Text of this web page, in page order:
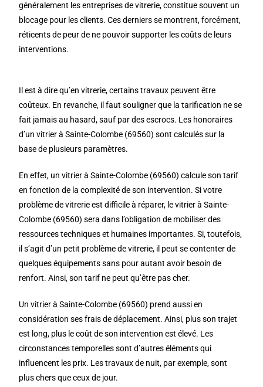
généralement les entreprises de vitrerie, constitue souvent un
blocage pour les clients. Ces derniers se montrent, forcément,
réticents de peur de ne pouvoir supporter les coûts de leurs
interventions.
Il est à dire qu’en vitrerie, certains travaux peuvent être
coûteux. En revanche, il faut souligner que la tarification ne se
fait jamais au hasard, sauf par des escrocs. Les honoraires
d’un vitrier à Sainte-Colombe (69560) sont calculés sur la
base de plusieurs paramètres.
En effet, un vitrier à Sainte-Colombe (69560) calcule son tarif
en fonction de la complexité de son intervention. Si votre
problème de vitrerie est difficile à réparer, le vitrier à Sainte-
Colombe (69560) sera dans l’obligation de mobiliser des
ressources techniques et humaines importantes. Si, toutefois,
il s’agit d’un petit problème de vitrerie, il peut se contenter de
quelques équipements sans pour autant avoir besoin de
renfort. Ainsi, son tarif ne peut qu’être pas cher.
Un vitrier à Sainte-Colombe (69560) prend aussi en
considération ses frais de déplacement. Ainsi, plus son trajet
est long, plus le coût de son intervention est élevé. Les
circonstances temporelles sont d’autres éléments qui
influencent les prix. Les travaux de nuit, par exemple, sont
plus chers que ceux de jour.